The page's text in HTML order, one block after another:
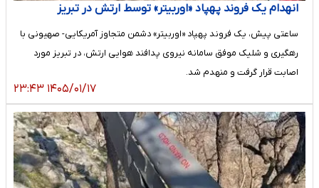
انهدام یک فروند پهپاد «اوربیتر» توسط ارتش در تبریز
ساعتی پیش، یک فروند پهپاد «اوربیتر» دشمن متجاوز آمریکایی- صهیونی با
رهگیری و شلیک موفق سامانه‌ نیروی پدافند هوایی ارتش، در تبریز مورد
اصابت قرار گرفت و منهدم شد.
۱۴۰۵/۰۱/۱۷ ۲۳:۴۳